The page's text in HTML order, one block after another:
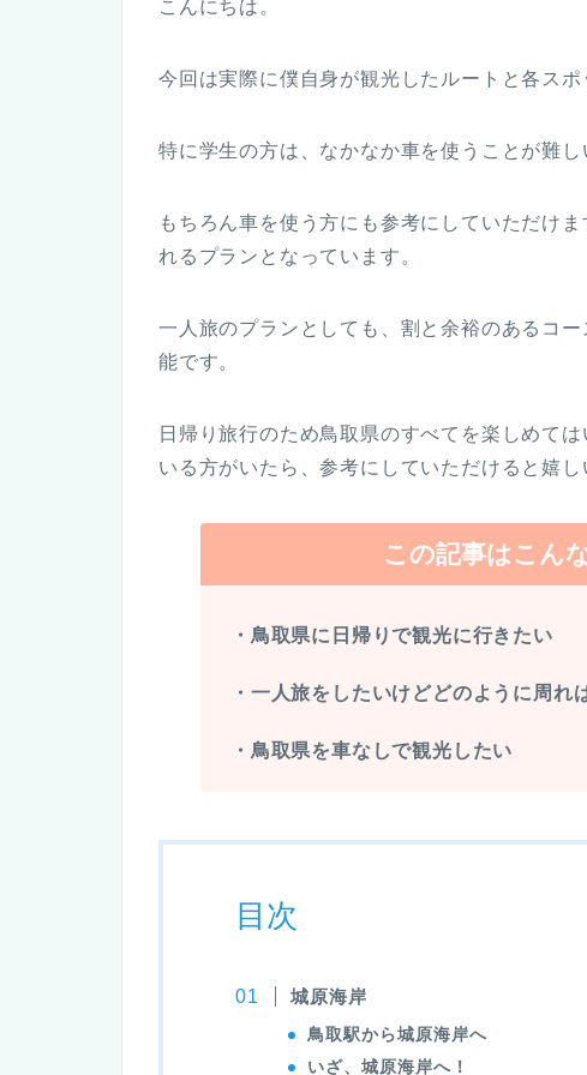
こんにちは。
今回は実際に僕自身が観光したルートと各ス
特に学生の方は、なかなか車を使うことが難し
もちろん車を使う方にも参考にしていただけ
れるプランとなっています。
一人旅のプランとしても、割と余裕のあるコ
能です。
日帰り旅行のため鳥取県のすべてを楽しめて
いる方がいたら、参考にしていただけると嬉し
この記事はこん
・鳥取県に日帰りで観光に行きたい
・一人旅をしたいけどどのように周れ
・鳥取県を車なしで観光したい
目次
城原海岸
鳥取駅から城原海岸へ
いざ、城原海岸へ！